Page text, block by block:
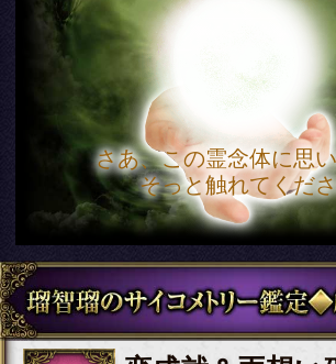
生涯伴侶を鮮明霊視】結
婚運命22項◆入籍日
会員価格
2,420円(税込)
通常価格
2,750円(税込)
霊力桁外れ※運命を操る
【あなたの人生掌握霊視
◆全25項】幸福＆余生
会員価格2,915円(税込)
通常価格3,410円(税込)
容赦ナシ※あの人の本音
をブチまけ【恋心の暴露